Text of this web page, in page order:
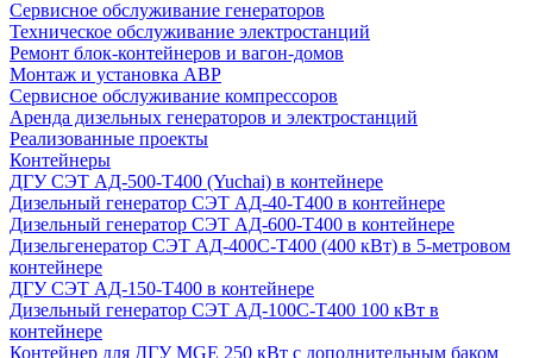
Сервисное обслуживание генераторов
Техническое обслуживание электростанций
Ремонт блок-контейнеров и вагон-домов
Монтаж и установка АВР
Сервисное обслуживание компрессоров
Аренда дизельных генераторов и электростанций
Реализованные проекты
Контейнеры
ДГУ СЭТ АД-500-Т400 (Yuchai) в контейнере
Дизельный генератор СЭТ АД-40-Т400 в контейнере
Дизельный генератор СЭТ АД-600-Т400 в контейнере
Дизельгенератор СЭТ АД-400С-Т400 (400 кВт) в 5-метровом
контейнере
ДГУ СЭТ АД-150-Т400 в контейнере
Дизельный генератор СЭТ АД-100С-Т400 100 кВт в
контейнере
Контейнер для ДГУ MGE 250 кВт с дополнительным баком